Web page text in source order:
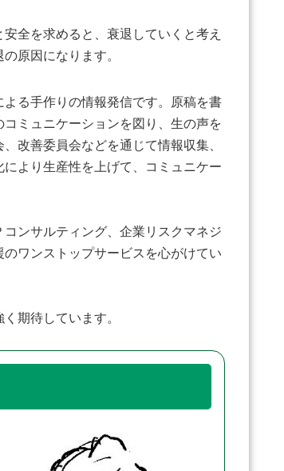
全を求めると、衰退していくと考え
原因になります。
る手作りの情報発信です。原稿を書
ミュニケーションを図り、生の声を
改善委員会などを通じて情報収集、
より生産性を上げて、コミュニケー
ンサルティング、企業リスクマネジ
ワンストップサービスを心がけてい
期待しています。